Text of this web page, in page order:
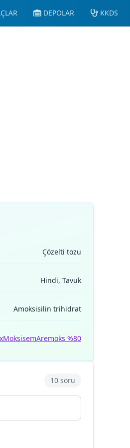
DEPOLAR KKDS
Çözelti tozu
Hindi, Tavuk
Amoksisilin trihidrat
MoksisemAremoks %80
10 soru